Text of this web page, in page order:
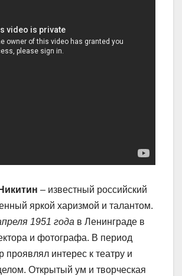
– известный российский
яркой харизмой и талантом.
1951 года в Ленинграде в
и фотографа. В период
проявлял интерес к театру и
Открытый ум и творческая